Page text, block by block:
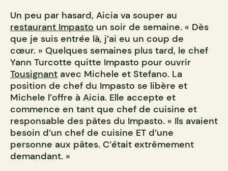
Un peu par hasard, Aicia va souper au
restaurant Impasto un soir de semaine. « Dès
que je suis entrée là, j’ai eu un coup de
cœur. » Quelques semaines plus tard, le chef
Yann Turcotte quitte Impasto pour ouvrir
Tousignant avec Michele et Stefano. La
position de chef du Impasto se libère et
Michele l’offre à Aicia. Elle accepte et
commence en tant que chef de cuisine et
responsable des pâtes du Impasto. « Ils avaient
besoin d’un chef de cuisine ET d’une
personne aux pâtes. C’était extrêmement
demandant. »